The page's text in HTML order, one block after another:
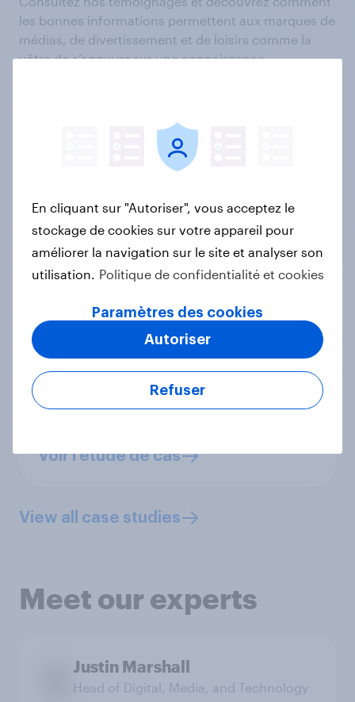
les bonnes informations permettent aux marques de
médias, de divertissement et de loisirs comme la
vôtre de s’appuyer sur une connaissance
quickly, accurately and objectively
show the positive brand impact that
our FIFA World Cup advertising
partners obtained.”
Dan Urban, Vice President of Ad
Voir l’étude de cas
View all case studies
Meet our experts
Justin Marshall
Head of Digital, Media, and Technology
En cliquant sur "Autoriser", vous acceptez le
stockage de cookies sur votre appareil pour
améliorer la navigation sur le site et analyser son
utilisation. Politique de confidentialité et cookies
Paramètres des cookies
Refuser
Autoriser